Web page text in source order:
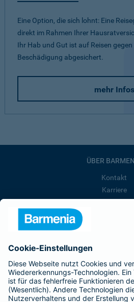
Eine Option, die sich lohnt: Eine
direkt im Rahmen Ihrer
Ihr Hab und Gut ist auf Reisen
Beschädigung abgesichert.
mehr Infos
ÜBER
Kontakt
Karriere
Barmenia ist Teil der
BELIEBTE
Kranken-